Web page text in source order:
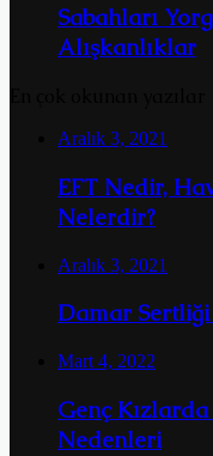
Sabahları
Alışkanlıklar
Aralık 3, 2021
EFT Nedir,
Nelerdir?
Aralık 3, 2021
Damar
Mart 4, 2022
Genç
Nedenleri